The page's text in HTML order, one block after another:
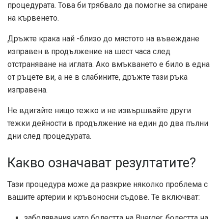
процедурата. Това би трябвало да помогне за спиране
на кървенето.
Дръжте крака най -близо до мястото на въвеждане
изправен в продължение на шест часа след
отстраняване на иглата. Ако вмъкването е било в една
от ръцете ви, а не в слабините, дръжте тази ръка
изправена.
Не вдигайте нищо тежко и не извършвайте други
тежки дейности в продължение на един до два пълни
дни след процедурата.
Какво означават резултатите?
Тази процедура може да разкрие няколко проблема с
вашите артерии и кръвоносни съдове. Те включват: